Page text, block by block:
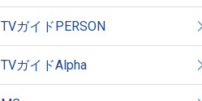
TVガイドPERSON
TVガイドAlpha